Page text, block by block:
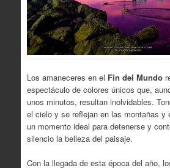
Los amaneceres en el Fin del Mundo
espectáculo de colores únicos que,
unos minutos, resultan inolvidables.
el cielo y se reflejan en las montañas y
un momento ideal para detenerse y
silencio la belleza del paisaje.
Con la llegada de esta época del año,